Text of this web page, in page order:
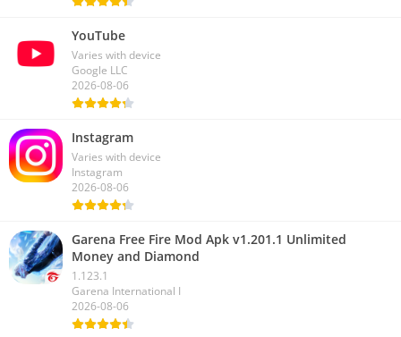
YouTube
Varies with device
Google LLC
2026-08-06
Instagram
Varies with device
Instagram
2026-08-06
Garena Free Fire Mod Apk v1.201.1 Unlimited
Money and Diamond
1.123.1
Garena International I
2026-08-06